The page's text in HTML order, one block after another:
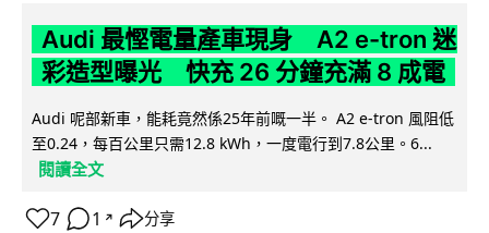
Audi 最慳電量產車現身 A2 e-tron 迷
彩造型曝光 快充 26 分鐘充滿 8 成電
Audi 呢部新車，能耗竟然係25年前嘅一半。 A2 e-tron 風阻低
至0.24，每百公里只需12.8 kWh，一度電行到7.8公里。6...
閱讀全文
7 1 ↗ 分享